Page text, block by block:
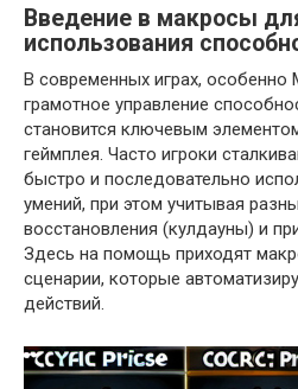
Введение в макросы
использования
В современных играх, особенно
грамотное управление
становится ключевым
геймплея. Часто игроки
быстро и последовательно
умений, при этом учитывая
восстановления (кулдауны) и
Здесь на помощь приходят
сценарии, которые
действий.